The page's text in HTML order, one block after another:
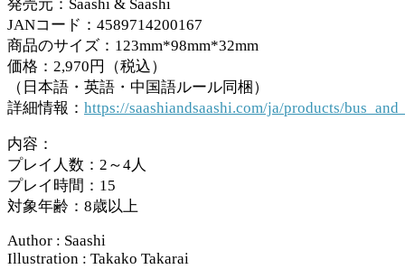
発売元：Saashi & Saashi
JANコード：4589714200167
商品のサイズ：123mm*98mm*32mm
価格：2,970円（税込）
（日本語・英語・中国語ルール同梱）
詳細情報： https://saashiandsaashi.com/ja/products/
内容：
プレイ人数：2～4人
プレイ時間：15
対象年齢：8歳以上
Author : Saashi
Illustration : Takako Takarai